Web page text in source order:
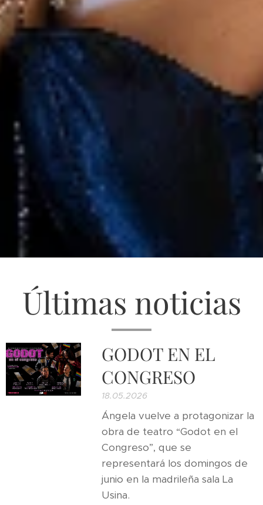
Últimas noticias
GODOT EN EL
CONGRESO
18.05.2026
Ángela vuelve a protagonizar la
obra de teatro “Godot en el
Congreso”, que se
representará los domingos de
junio en la madrileña sala La
Usina.